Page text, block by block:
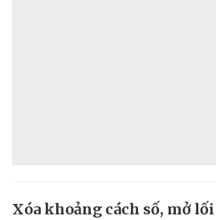
Xóa khoảng cách số, mở